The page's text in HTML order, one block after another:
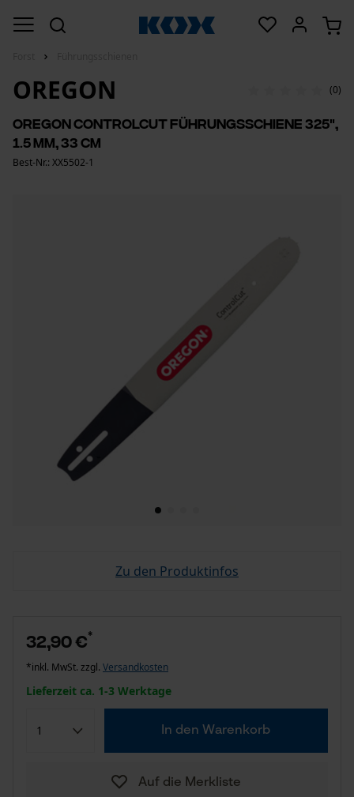
OREGON (0)
Oregon ControlCut Führungsschiene 325",
1.5 mm, 33 cm
Best-Nr.: XX5502-1
Zu den Produktinfos
32,90 €*
*inkl. MwSt. zzgl. Versandkosten
Lieferzeit ca. 1-3 Werktage
In den Warenkorb
Auf die Merkliste